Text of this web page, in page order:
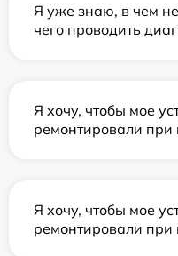
Я уже знаю, в чем
чего проводить
Я хочу, чтобы мое
ремонтировали при
Я хочу, чтобы мое
ремонтировали при